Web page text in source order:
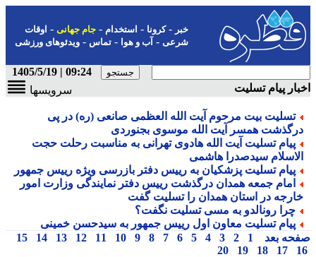
-کرونا-استخدام- جام جهانی-اوقات
شرعی-آب و هوا-تماس-ویدئوهای ورزشی
09:24 | 1405/5/19
پیام تسلیت
سرویسها
تسلیت بیت مرحوم آیت الله العظمی صانعی (ره) در پی
همسر آیت الله موسوی بجنوردی
پیام تسلیت آیت الله هادوی تهرانی به مناسبت رحلت حجت
سیدصدرا هاشمی
پیام تسلیت پزشکیان به رییس دفتر بازرسی ویژه رییس جمهور
امام جمعه همدان درگذشت رییس دفتر نمایندگی وزارت امور
در استان همدان را تسلیت گفت
چرا رونالدو به مسی تسلیت نگفت؟
پیام تسلیت معاون اول رییس جمهور به سیدحسن خمینی
بعد
1
2
3
4
5
6
7
8
9
10
11
12
13
14
15
17
18
19
20